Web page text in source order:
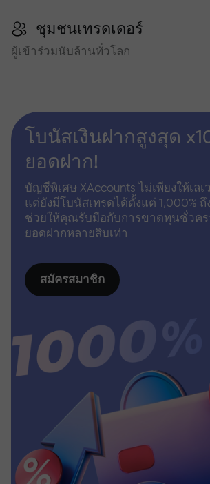
ชุมชนเทรดเดอร์
ผู้เข้าร่วมนับล้านทั่วโลก
โบนัสเงินฝากสูงสุด
ยอดฝาก!
บัญชีพิเศษ XAccounts ไม่เพียงให้เลเ
แต่ยังมีโบนัสเทรดได้ตั้งแต่ 1,000% ถึ
ช่วยให้คุณรับมือกับการขาดทุนชั่วคร
ยอดฝากหลายสิบเท่า
สมัครสมาชิก